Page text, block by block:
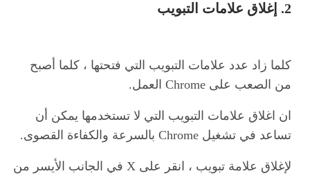
2. إغلاق علامات التبويب
كلما زاد عدد علامات التبويب التي فتحتها ، كلما أصبح
من الصعب على Chrome العمل.
ان اغلاق علامات التبويب التي لا تستخدمها يمكن أن
تساعد في تشغيل Chrome بالسرعة والكفاءة القصوى.
لإغلاق علامة تبويب ، انقر على X في الجانب الأيسر من